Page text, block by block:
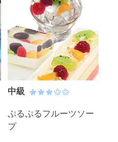
中級
ぷるぷるフルーツソー
プ